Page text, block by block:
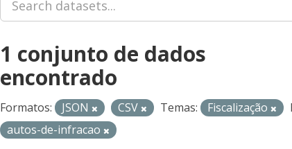
1 conjunto de dados
encontrado
Formatos: JSON CSV Temas: Fiscalização
autos-de-infracao